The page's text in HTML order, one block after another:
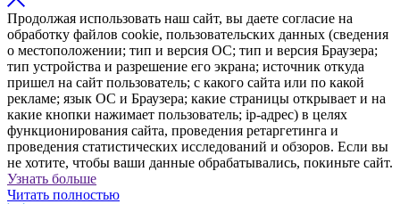
Продолжая использовать наш сайт, вы даете согласие на
обработку файлов cookie, пользовательских данных (сведения
о местоположении; тип и версия ОС; тип и версия Браузера;
тип устройства и разрешение его экрана; источник откуда
пришел на сайт пользователь; с какого сайта или по какой
рекламе; язык ОС и Браузера; какие страницы открывает и на
какие кнопки нажимает пользователь; ip-адрес) в целях
функционирования сайта, проведения ретаргетинга и
проведения статистических исследований и обзоров. Если вы
не хотите, чтобы ваши данные обрабатывались, покиньте сайт.
Узнать больше
Читать полностью